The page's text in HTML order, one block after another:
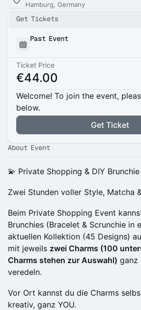
Hamburg, Germany
Get Tickets
Past Event
Ticket Price
€44.00
Welcome! To join the event,
below.
Get Ticket
About Event
💫 Private Shopping & DIY
Zwei Stunden voller Style, Matcha
Beim Private Shopping Event
Brunchies (Bracelet & Scrunchie in
aktuellen Kollektion (45 Designs)
mit jeweils zwei Charms (100
Charms stehen zur Auswahl) ganz
veredeln.
Vor Ort kannst du die Charms
kreativ, ganz YOU.